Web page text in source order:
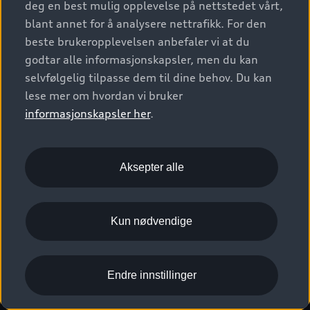
S/RS
Konseptbiler og prototyper
Prislister
Leasing
Bilgarantier
Audi Forsikring
Verkstedtjenester
Functions on demand
Kom i gang med myAudi
Kundeservice
Nyhetsbrev
Presse
Karriere
Bli sertifisert merkeverksted
Autoretur
Åpenhetsloven
© 2026 AUDI NORGE. All Rights Reserved.
Imprint Ansvarserklæring
Personvern
Informasjonskapsler (cookies)
Juridisk informasjon AUDI AG
deg en best mulig opplevelse på nettstedet vårt,
blant annet for å analysere nettrafikk. For den
beste brukeropplevelsen anbefaler vi at du
godtar alle informasjonskapsler, men du kan
selvfølgelig tilpasse dem til dine behov. Du kan
lese mer om hvordan vi bruker
informasjonskapsler her.
Aksepter alle
Kun nødvendige
Endre innstillinger